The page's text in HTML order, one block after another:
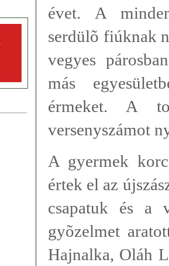
évet. A
serdülõ fiúknak
vegyes
más
érmeket. A
versenyszámot
A gyermek
értek el az
csapatuk és a
gyõzelmet
Hajnalka, Oláh